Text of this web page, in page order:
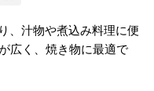
、汁物や煮込み料理に便
広く、焼き物に最適で